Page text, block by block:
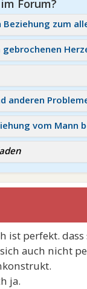
gebrochenen
anderen
ist perfekt.
auch nicht
ja.